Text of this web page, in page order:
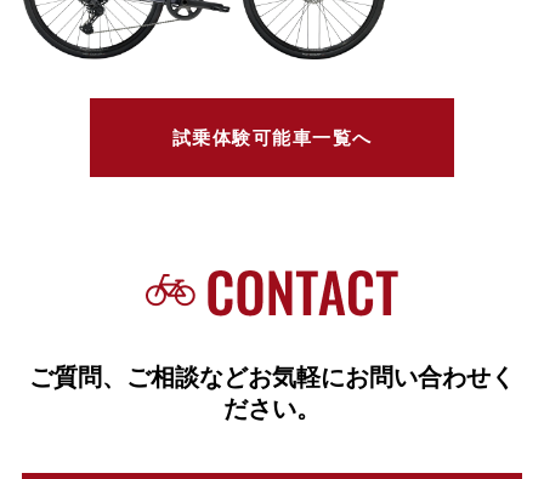
試乗体験可能車一覧へ
ご質問、ご相談などお気軽にお問い合わせく
ださい。